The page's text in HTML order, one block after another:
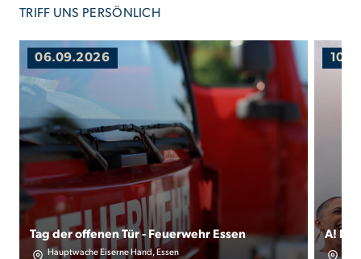
TRIFF UNS PERSÖNLICH
06.09.2026
Tag der offenen Tür - Feuerwehr Essen
Hauptwache Eiserne Hand, Essen
A!